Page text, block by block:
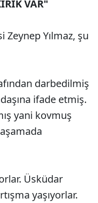
VAR"
Zeynep Yılmaz, şu
darbedilmiş
ifade etmiş.
yani kovmuş
Üsküdar
yaşıyorlar.